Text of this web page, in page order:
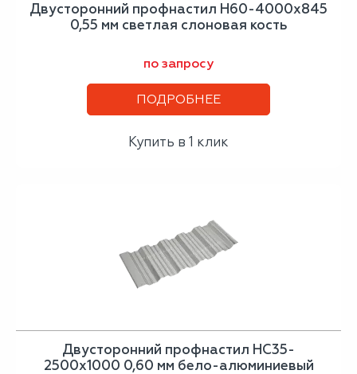
Двусторонний профнастил Н60-4000х845
0,55 мм светлая слоновая кость
по запросу
ПОДРОБНЕЕ
Купить в 1 клик
Двусторонний профнастил НС35-
2500х1000 0,60 мм бело-алюминиевый